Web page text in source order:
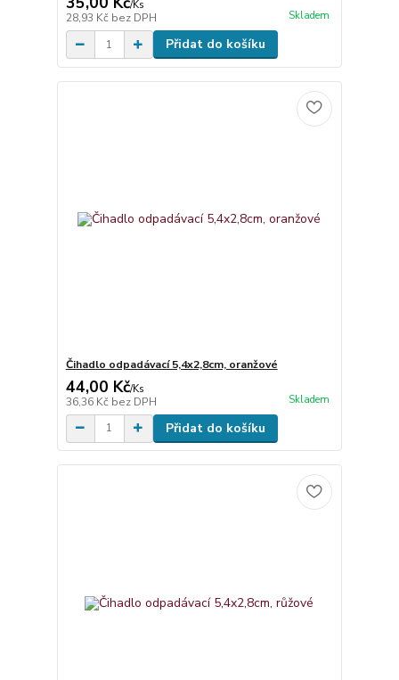
/Ks
28,93 Kč bez DPH Skladem
Přidat do košíku
Čihadlo odpadávací 5,4x2,8cm, oranžové
44,00 Kč/Ks
36,36 Kč bez DPH Skladem
Přidat do košíku